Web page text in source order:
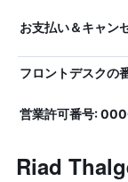
お支払い＆キャン
フロントデスクの
営業許可番号:
Riad